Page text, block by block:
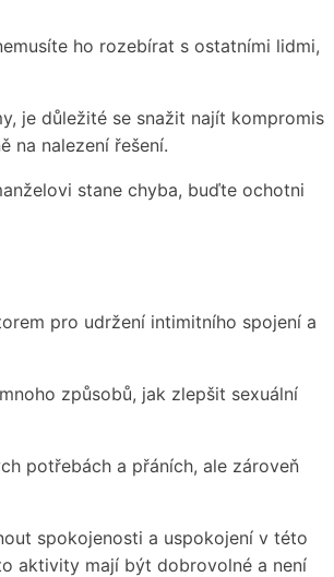
ho rozebírat s ostatními lidmi,
je důležité se snažit najít kompromis
na nalezení řešení.
stane chyba, buďte ochotni
pro udržení intimitního spojení a
způsobů, jak zlepšit sexuální
potřebách a přáních, ale zároveň
spokojenosti a uspokojení v této
aktivity mají být dobrovolné a není